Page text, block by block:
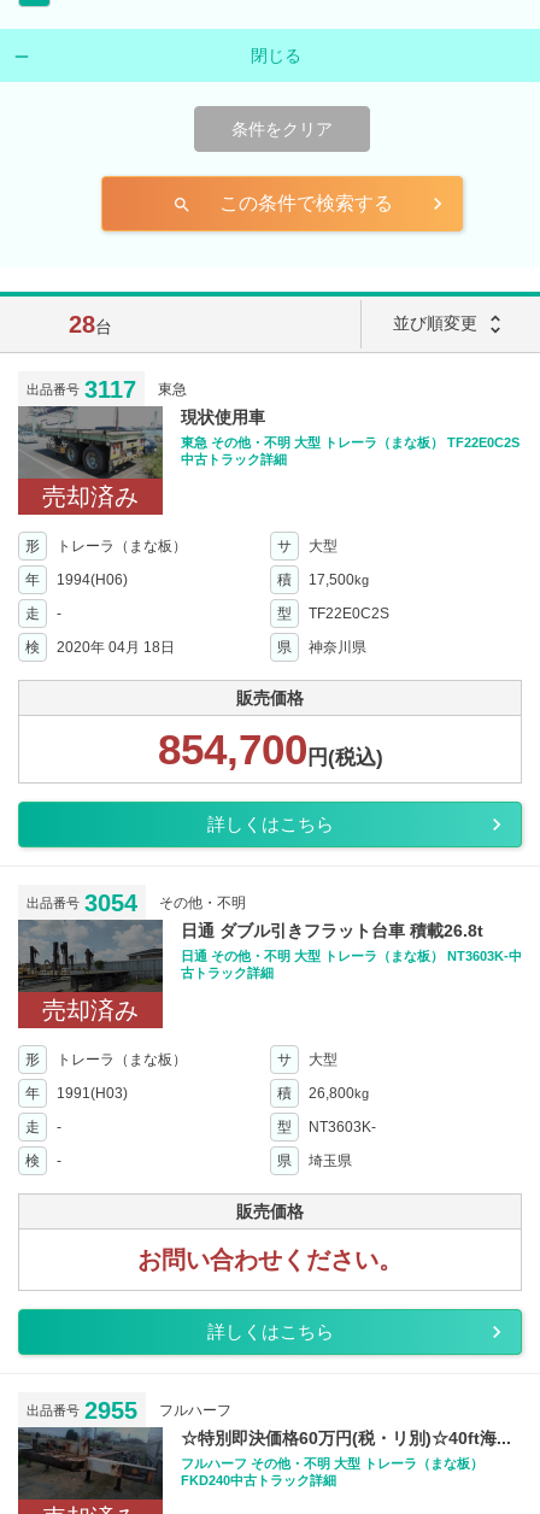
閉じる
条件をクリア
search この条件で検索する
28台 並び順変更 unfold_more
出品番号 3117 東急
売却済み
現状使用車
東急 その他・不明 大型 トレーラ（まな板） TF22E0C2S
中古トラック詳細
形 トレーラ（まな板） サ
大型
年
1994(H06) 積 17,500kg
走 - 型
TF22E0C2S
検
2020年 04月 18日 県 神奈川県
販売価格
854,700 円(税込)
詳しくはこちら
出品番号 3054 その他・不明
売却済み
日通 ダブル引きフラット台車 積載26.8t
日通 その他・不明 大型 トレーラ（まな板） NT3603K-中
古トラック詳細
形 トレーラ（まな板） サ
大型
年
1991(H03) 積 26,800kg
走 - 型
NT3603K-
検
- 県 埼玉県
販売価格
お問い合わせください。
詳しくはこちら
出品番号 2955 フルハーフ
☆特別即決価格60万円(税・リ別)☆40ft海...
フルハーフ その他・不明 大型 トレーラ（まな板）
FKD240中古トラック詳細